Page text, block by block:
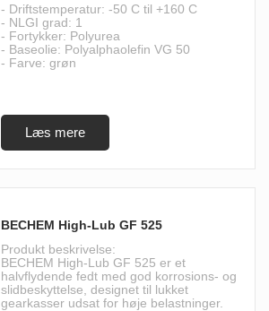
- Driftstemperatur: -50 C til +160 C
- NLGI grad: 1
- Fortykker: Polyurea
- Baseolie: Polyalphaolefin VG 50
- Farve: grøn
BECHEM High-Lub GF 525
Produkt beskrivelse:
BECHEM High-Lub GF 525 er et
halvflydende fedt med god korrosions- og
slidbeskyttelse, designet til lukket
gearkasser udsat for høje belastninger.